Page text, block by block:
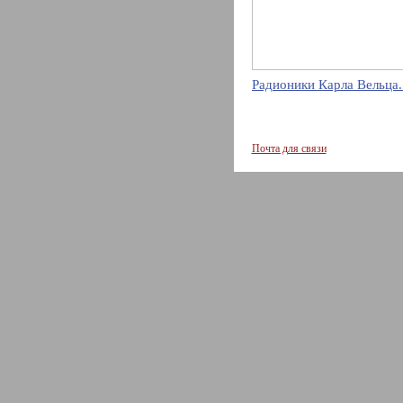
Радионики Карла
Почта для связи